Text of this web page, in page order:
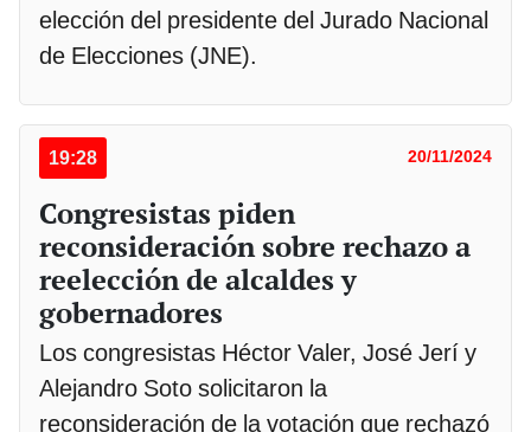
elección del presidente del Jurado Nacional
de Elecciones (JNE).
19:28 20/11/2024
Congresistas piden
reconsideración sobre rechazo a
reelección de alcaldes y
gobernadores
Los congresistas Héctor Valer, José Jerí y
Alejandro Soto solicitaron la
reconsideración de la votación que rechazó